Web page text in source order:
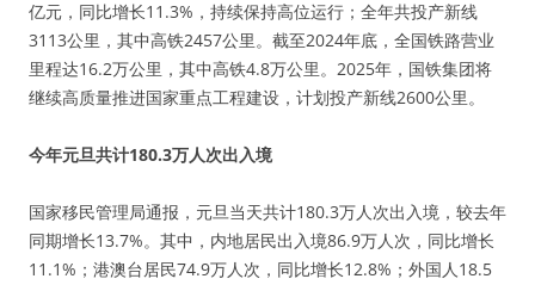
亿元，同比增长11.3%，持续保持高位运行；全年共投产新线
3113公里，其中高铁2457公里。截至2024年底，全国铁路营业
里程达16.2万公里，其中高铁4.8万公里。2025年，国铁集团将
继续高质量推进国家重点工程建设，计划投产新线2600公里。
今年元旦共计180.3万人次出入境
国家移民管理局通报，元旦当天共计180.3万人次出入境，较去年
同期增长13.7%。其中，内地居民出入境86.9万人次，同比增长
11.1%；港澳台居民74.9万人次，同比增长12.8%；外国人18.5